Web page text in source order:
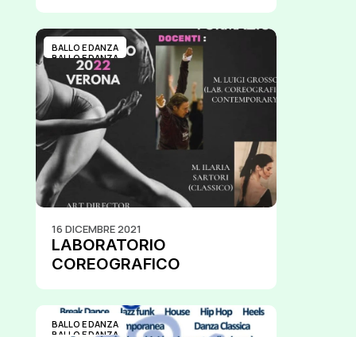
BALLO E DANZA
BALLO E DANZA
16 DICEMBRE 2021
LABORATORIO
COREOGRAFICO
FORMAZIONE
BALLO E DANZA
BALLO E DANZA